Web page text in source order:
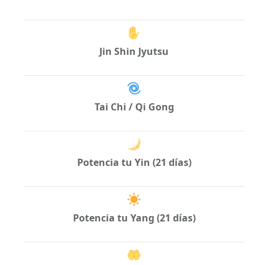
Jin Shin Jyutsu
Tai Chi / Qi Gong
Potencia tu Yin (21 días)
Potencia tu Yang (21 días)